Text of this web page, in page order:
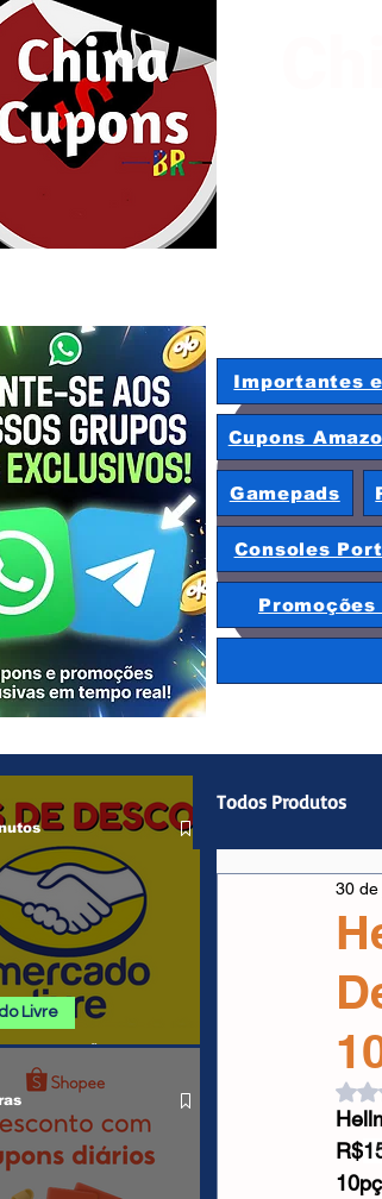
Importantes
Cupons
Gamepads
Consoles
PROMOÇÕES
LIVRE
Livre
Todos Produtos
Magazine
Cabos USB
30 de
R$